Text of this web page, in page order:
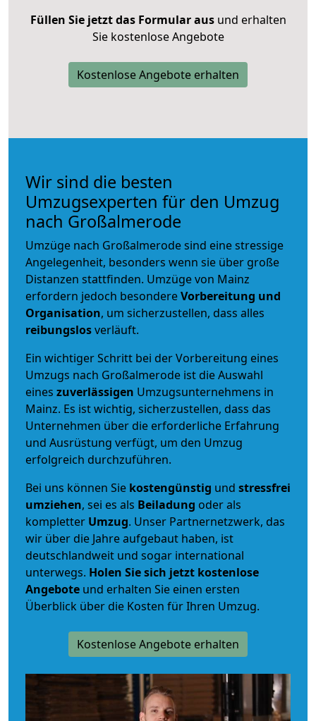
Füllen Sie jetzt das Formular ausund erhalten
Sie kostenlose Angebote
Kostenlose Angebote erhalten
Wir sind die besten
Umzugsexperten für den Umzug
nach Großalmerode
Umzüge nach Großalmerode sind eine stressige
Angelegenheit, besonders wenn sie über große
Distanzen stattfinden. Umzüge von Mainz
erfordern jedoch besondereVorbereitung und
Organisation, um sicherzustellen, dass alles
reibungslosverläuft.
Ein wichtiger Schritt bei der Vorbereitung eines
Umzugs nach Großalmerode ist die Auswahl
eines zuverlässigen Umzugsunternehmens in
Mainz. Es ist wichtig, sicherzustellen, dass das
Unternehmen über die erforderliche Erfahrung
und Ausrüstung verfügt, um den Umzug
erfolgreich durchzuführen.
Bei uns können Sie kostengünstig und stressfrei
umziehen, sei es als Beiladung oder als
kompletter Umzug. Unser Partnernetzwerk, das
wir über die Jahre aufgebaut haben, ist
deutschlandweit und sogar international
unterwegs. Holen Sie sich jetzt kostenlose
Angebote und erhalten Sie einen ersten
Überblick über die Kosten für Ihren Umzug.
Kostenlose Angebote erhalten